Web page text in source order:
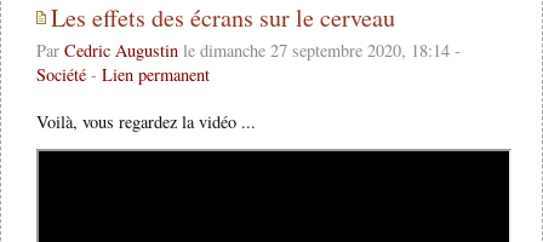
Les effets des écrans sur le cerveau
Par Cedric Augustinle dimanche 27 septembre 2020, 18:14 -
Société- Lien permanent
Voilà, vous regardez la vidéo ...